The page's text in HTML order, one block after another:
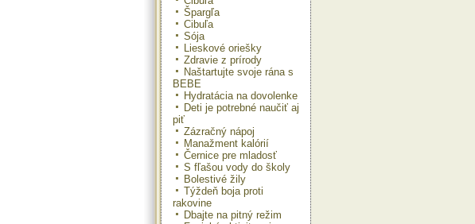
Špargľa
Cibuľa
Sója
Lieskové oriešky
Zdravie z prírody
Naštartujte svoje rána s
BEBE
Hydratácia na dovolenke
Deti je potrebné naučiť aj
piť
Zázračný nápoj
Manažment kalórií
Černice pre mladosť
S fľašou vody do školy
Bolestivé žily
Týždeň boja proti
rakovine
Dbajte na pitný režim